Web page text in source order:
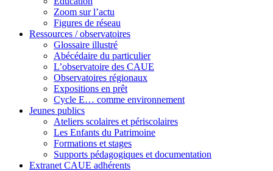
Zoom sur l’actu
Figures de réseau
Ressources / observatoires
Glossaire illustré
Abécédaire du particulier
L’observatoire des CAUE
Observatoires régionaux
Expositions en prêt
Cycle E… comme environnement
Jeunes publics
Ateliers scolaires et périscolaires
Les Enfants du Patrimoine
Formations et stages
Supports pédagogiques et documentation
Extranet CAUE adhérents